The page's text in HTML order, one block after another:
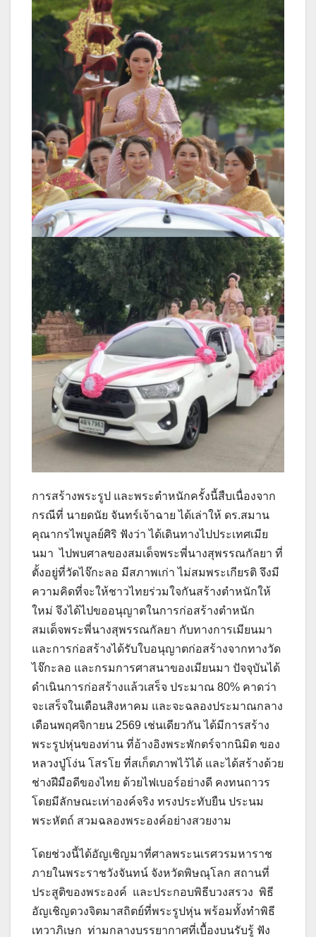
การสร้างพระรูป และพระตำหนักครั้งนี้สืบเนื่องจาก
กรณีที่ นายดนัย จันทร์เจ้าฉาย ได้เล่าให้ ดร.สมาน
คุณากรไพบูลย์ศิริ ฟังว่า ได้เดินทางไปประเทศเมีย
นมา ไปพบศาลของสมเด็จพระพี่นางสุพรรณกัลยา ที่
ตั้งอยู่ที่วัดไจ๊กะลอ มีสภาพเก่า ไม่สมพระเกียรติ จึงมี
ความคิดที่จะให้ชาวไทยร่วมใจกันสร้างตำหนักให้
ใหม่ จึงได้ไปขออนุญาตในการก่อสร้างตำหนัก
สมเด็จพระพี่นางสุพรรณกัลยา กับทางการเมียนมา
และการก่อสร้างได้รับใบอนุญาตก่อสร้างจากทางวัด
ไจ๊กะลอ และกรมการศาสนาของเมียนมา ปัจจุบันได้
ดำเนินการก่อสร้างแล้วเสร็จ ประมาณ 80% คาดว่า
จะเสร็จในเดือนสิงหาคม และจะฉลองประมาณกลาง
เดือนพฤศจิกายน 2569 เช่นเดียวกัน ได้มีการสร้าง
พระรูปหุ่นของท่าน ที่อ้างอิงพระพักตร์จากนิมิต ของ
หลวงปู่โง่น โสรโย ที่สเก็ตภาพไว้ได้ และได้สร้างด้วย
ช่างฝีมือดีของไทย ด้วยไฟเบอร์อย่างดี คงทนถาวร
โดยมีลักษณะเท่าองค์จริง ทรงประทับยืน ประนม
พระหัตถ์ สวมฉลองพระองค์อย่างสวยงาม
โดยช่วงนี้ได้อัญเชิญมาที่ศาลพระนเรศวรมหาราช
ภายในพระราชวังจันทน์ จังหวัดพิษณุโลก สถานที่
ประสูติของพระองค์ และประกอบพิธีบวงสรวง พิธี
อัญเชิญดวงจิตมาสถิตย์ที่พระรูปหุ่น พร้อมทั้งทำพิธี
เทวาภิเษก ท่ามกลางบรรยากาศที่เบื้องบนรับรู้ ฟัง